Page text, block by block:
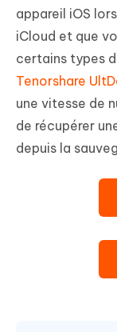
appareil iOS
iCloud et que
certains types
Tenorshare
une vitesse de
de récupérer
depuis la